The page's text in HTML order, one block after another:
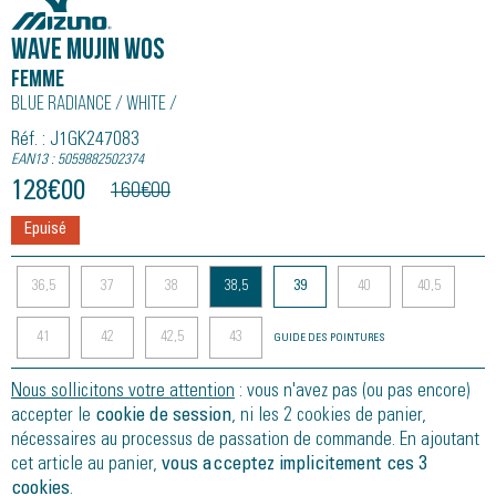
WAVE MUJIN WOS
Femme
Blue Radiance / White /
Réf. : J1GK247083
EAN13 : 5059882502374
128€00 160€00
Epuisé
36,5 37 38 38,5 39 40 40,5
41 42 42,5 43 GUIDE DES POINTURES
Nous sollicitons votre attention : vous n'avez pas (ou pas encore)
accepter le cookie de session, ni les 2 cookies de panier,
nécessaires au processus de passation de commande. En ajoutant
cet article au panier, vous acceptez implicitement ces 3
cookies.